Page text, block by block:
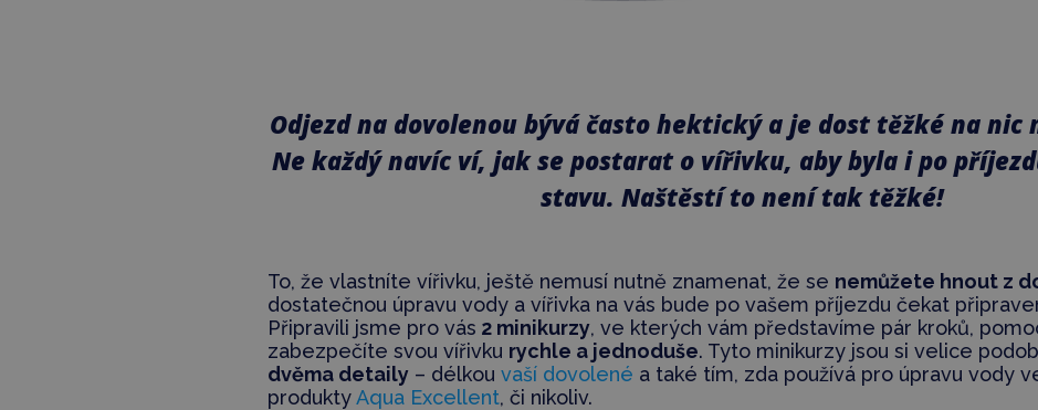
Odjezd na dovolenou bývá často hektický a je dost těžké na nic
Ne každý navíc ví, jak se postarat o vířivku, aby byla i po
stavu. Naštěstí to není tak těžké!
To, že vlastníte vířivku, ještě nemusí nutně znamenat, že se nemůžete hnout z
dostatečnou úpravu vody a vířivka na vás bude po vašem příjezdu čekat
Připravili jsme pro vás 2 minikurzy, ve kterých vám představíme pár kroků,
zabezpečíte svou vířivku rychle a jednoduše. Tyto minikurzy jsou si velice
dvěma detaily– délkou vaší dovolené a také tím, zda používá pro úpravu vody
produktyAqua Excellent, či nikoliv.